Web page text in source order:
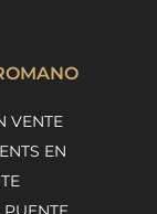
VENTE
EN